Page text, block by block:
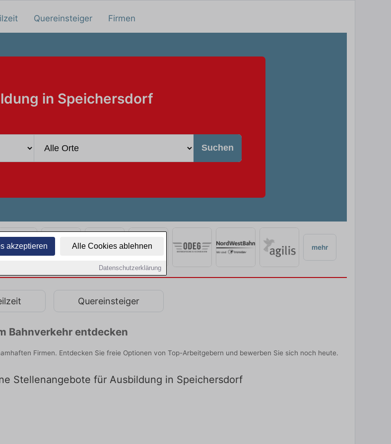
akzeptieren Alle Cookies ablehnen
Datenschutzerklärung
Quereinsteiger Firmen
in Speichersdorf
Suchen
mehr
Quereinsteiger
Bahnverkehr entdecken
Firmen. Entdecken Sie freie Optionen von Top-Arbeitgebern und bewerben Sie sich noch heute.
Stellenangebote für Ausbildung in Speichersdorf